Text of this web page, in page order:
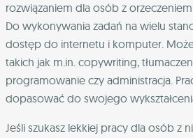
rozwiązaniem dla osób z
Do wykonywania zadań na wielu
dostęp do internetu i komputer.
takich jak m.in. copywriting,
programowanie czy administracja.
dopasować do swojego
Jeśli szukasz lekkiej pracy dla osób z